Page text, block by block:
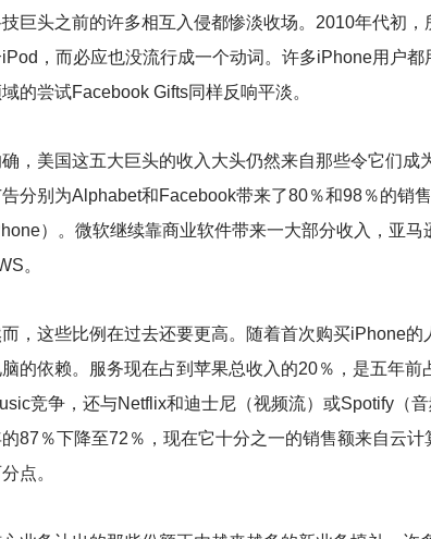
巨头之前的许多相互入侵都惨淡收场。2010年代初
，而必应也没流行成一个动词。许多iPhone用户
的尝试Facebook Gifts同样反响平淡。
确，美国这五大巨头的收入大头仍然来自那些令它们
告分别为Alphabet和Facebook带来了80％和98％的销
）。微软继续靠商业软件带来一大部分收入，亚
。
，这些比例在过去还要更高。随着首次购买iPhone
脑的依赖。服务现在占到苹果总收入的20％，是五年
竞争，还与Netflix和迪士尼（视频流）或Spotify（
87％下降至72％，现在它十分之一的销售额来自云
点。